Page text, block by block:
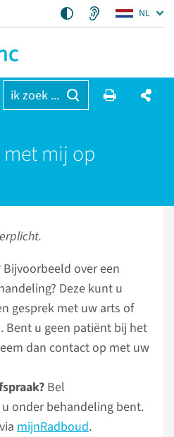
NL
ik zoek ...
mij op
Bijvoorbeeld over een
Deze kunt u
gesprek met uw arts of
Bent u geen patiënt bij het
dan contact op met uw
Bel
onder behandeling bent.
mijnRadboud.